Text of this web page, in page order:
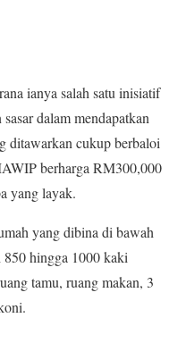
ianya salah satu inisiatif
dalam mendapatkan
ditawarkan cukup berbaloi
berharga RM300,000
yang layak.
yang dibina di bawah
850 hingga 1000 kaki
tamu, ruang makan, 3